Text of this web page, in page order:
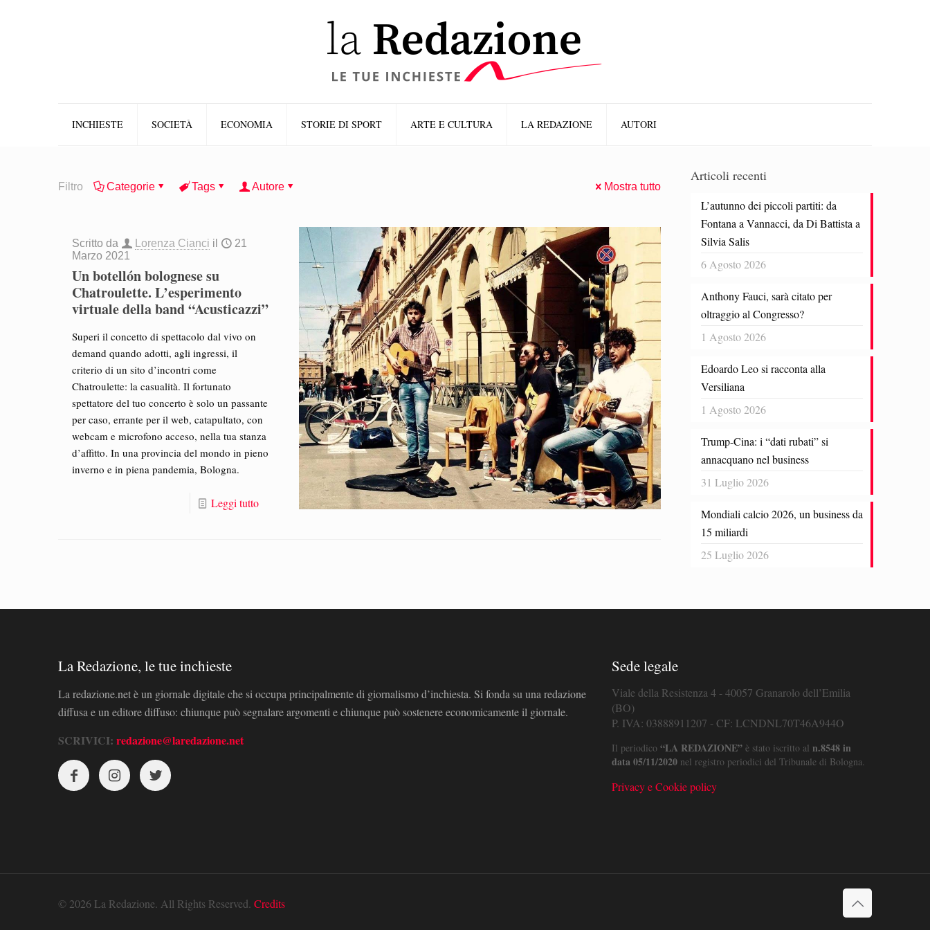
INCHIESTE SOCIETÀ ECONOMIA STORIE DI SPORT ARTE E CULTURA LA REDAZIONE AUTORI
Filtro Categorie Tags Autore Mostra tutto
Scritto da Lorenza Cianci il
21
Marzo 2021
Un botellón bolognese su
Chatroulette. L’esperimento
virtuale della band “Acusticazzi”
Superi il concetto di spettacolo dal vivo on
demand quando adotti, agli ingressi, il
criterio di un sito d’incontri come
Chatroulette: la casualità. Il fortunato
spettatore del tuo concerto è solo un passante
per caso, errante per il web, catapultato, con
webcam e microfono acceso, nella tua stanza
d’affitto. In una provincia del mondo in pieno
inverno e in piena pandemia, Bologna.
Leggi tutto
Articoli recenti
L’autunno dei piccoli partiti: da
Fontana a Vannacci, da Di Battista a
Silvia Salis
6 Agosto 2026
Anthony Fauci, sarà citato per
oltraggio al Congresso?
1 Agosto 2026
Edoardo Leo si racconta alla
Versiliana
1 Agosto 2026
Trump-Cina: i “dati rubati” si
annacquano nel business
31 Luglio 2026
Mondiali calcio 2026, un business da
15 miliardi
25 Luglio 2026
La Redazione, le tue inchieste
La redazione.net è un giornale digitale che si occupa principalmente di giornalismo d’inchiesta. Si fonda su una redazione
diffusa e un editore diffuso: chiunque può segnalare argomenti e chiunque può sostenere economicamente il giornale.
SCRIVICI: redazione@laredazione.net
Sede legale
Viale della Resistenza 4 - 40057 Granarolo dell’Emilia
(BO)
P. IVA: 03888911207 - CF: LCNDNL70T46A944O
Il periodico “LA REDAZIONE”è stato iscritto al n.8548 in
data 05/11/2020nel registro periodici del Tribunale di Bologna.
Privacy e Cookie policy
© 2026 La Redazione. All Rights Reserved. Credits